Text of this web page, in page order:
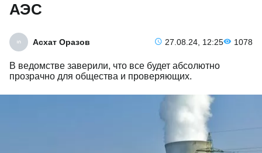
АЭС
Асхат Оразов 27.08.24, 12:25 1078
В ведомстве заверили, что все будет абсолютно
прозрачно для общества и проверяющих.